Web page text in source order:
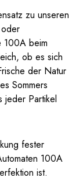
zu unseren
100A beim
ob es sich
der Natur
Sommers
jeder Partikel
fester
100A
ist.